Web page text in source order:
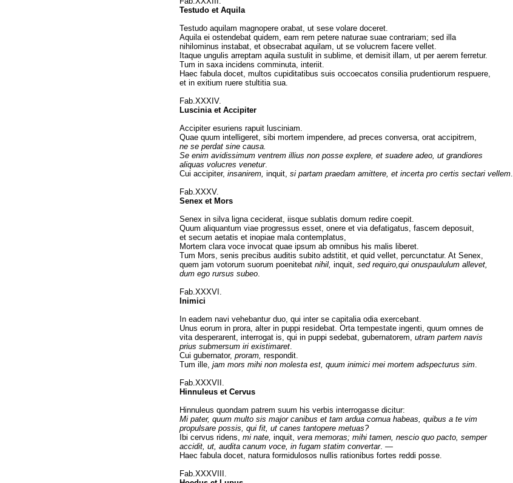
Testudo et Aquila
Testudo aquilam magnopere orabat, ut sese volare doceret.
Aquila ei ostendebat quidem, eam rem petere naturae suae contrariam; sed illa
nihilominus instabat, et obsecrabat aquilam, ut se volucrem facere vellet.
Itaque ungulis arreptam aquila sustulit in sublime, et demisit illam, ut per aerem ferretur.
Tum in saxa incidens comminuta, interiit.
Haec fabula docet, multos cupiditatibus suis occoecatos consilia prudentiorum respuere,
et in exitium ruere stultitia sua.
Fab.XXXIV.
Luscinia et Accipiter
Accipiter esuriens rapuit lusciniam.
Quae quum intelligeret, sibi mortem impendere, ad preces conversa, orat accipitrem,
ne se perdat sine causa.
Se enim avidissimum ventrem illius non posse explere, et suadere adeo, ut grandiores
aliquas volucres venetur.
Cui accipiter, insanirem, inquit, si partam praedam amittere, et incerta pro certis sectari vellem.
Fab.XXXV.
Senex et Mors
Senex in silva ligna ceciderat, iisque sublatis domum redire coepit.
Quum aliquantum viae progressus esset, onere et via defatigatus, fascem deposuit,
et secum aetatis et inopiae mala contemplatus,
Mortem clara voce invocat quae ipsum ab omnibus his malis liberet.
Tum Mors, senis precibus auditis subito adstitit, et quid vellet, percunctatur. At Senex,
quem jam votorum suorum poenitebat nihil, inquit, sed requiro,qui onuspaululum allevet,
dum ego rursus subeo.
Fab.XXXVI.
Inimici
In eadem navi vehebantur duo, qui inter se capitalia odia exercebant.
Unus eorum in prora, alter in puppi residebat. Orta tempestate ingenti, quum omnes de
vita desperarent, interrogat is, qui in puppi sedebat, gubernatorem, utram partem navis
prius submersum iri existimaret.
Cui gubernator, proram, respondit.
Tum ille, jam mors mihi non molesta est, quum inimici mei mortem adspecturus sim.
Fab.XXXVII.
Hinnuleus et Cervus
Hinnuleus quondam patrem suum his verbis interrogasse dicitur:
Mi pater, quum multo sis major canibus et tam ardua cornua habeas, quibus a te vim
propulsare possis, qui fit, ut canes tantopere metuas?
Ibi cervus ridens, mi nate, inquit, vera memoras; mihi tamen, nescio quo pacto, semper
accidit, ut, audita canum voce, in fugam statim convertar. —
Haec fabula docet, natura formidulosos nullis rationibus fortes reddi posse.
Fab.XXXVIII.